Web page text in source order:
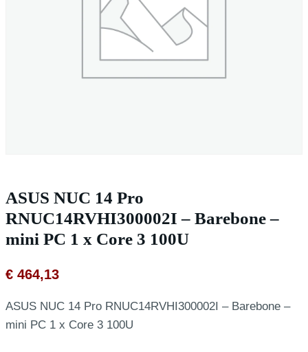
ASUS NUC 14 Pro
RNUC14RVHI300002I – Barebone –
mini PC 1 x Core 3 100U
€ 464,13
ASUS NUC 14 Pro RNUC14RVHI300002I – Barebone –
mini PC 1 x Core 3 100U